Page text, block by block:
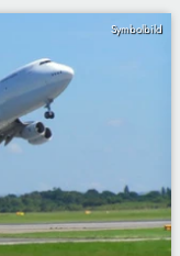
Symbolbild